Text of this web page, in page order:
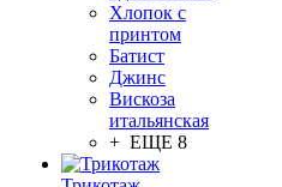
Хлопок с
принтом
Батист
Джинс
Вискоза
итальянская
+ ЕЩЕ 8